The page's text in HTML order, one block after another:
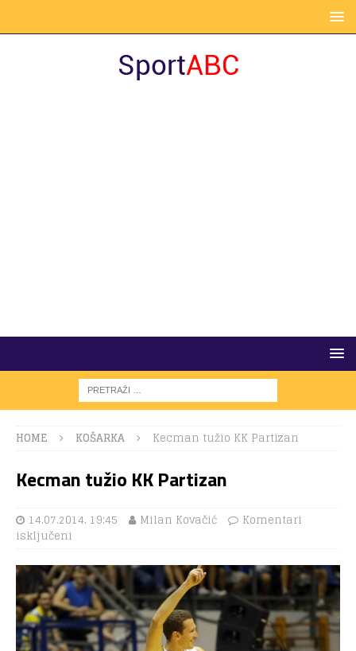
HOME KOŠARKA Kecman tužio KK Partizan
Kecman tužio KK Partizan
14.07.2014. 19:45 Milan Kovačić
Komentari
isključeni